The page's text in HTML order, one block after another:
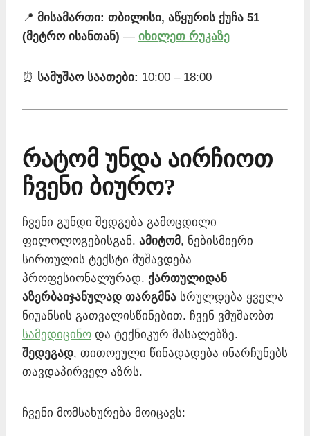
📍 მისამართი: თბილისი, აწყურის ქუჩა 51
(მეტრო ისანთან) — იხილეთ რუკაზე
⏰ სამუშაო საათები: 10:00 – 18:00
რატომ უნდა აირჩიოთ
ჩვენი ბიურო?
ჩვენი გუნდი შედგება გამოცდილი
ფილოლოგებისგან. ამიტომ, ნებისმიერი
სირთულის ტექსტი მუშავდება
პროფესიონალურად. ქართულიდან
აზერბაიჯანულად თარგმნა სრულდება ყველა
ნიუანსის გათვალისწინებით. ჩვენ ვმუშაობთ
სამედიცინო და ტექნიკურ მასალებზე.
შედეგად, თითოეული წინადადება ინარჩუნებს
თავდაპირველ აზრს.
ჩვენი მომსახურება მოიცავს: